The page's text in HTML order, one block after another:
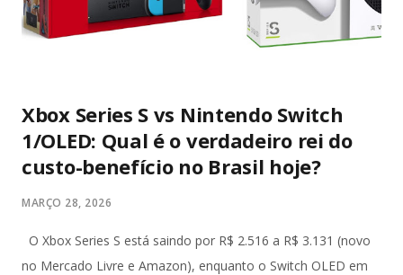
múltiplos estados: São Paulo, Rio de Janeiro, Pernambuco,
Espírito Santo, Maranhão, Santa Catarina, Paraná, G...
Xbox Series S vs Nintendo Switch
1/OLED: Qual é o verdadeiro rei do
custo-benefício no Brasil hoje?
MARÇO 28, 2026
O Xbox Series S está saindo por R$ 2.516 a R$ 3.131 (novo
no Mercado Livre e Amazon), enquanto o Switch OLED em